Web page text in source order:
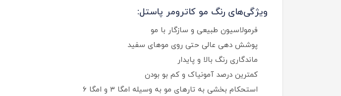
ویژگی‌های رنگ مو کاترومر پاستل:
فرمولاسیون طبیعی و سازگار با مو
پوشش‌ دهی عالی حتی روی موهای سفید
ماندگاری رنگ بالا و پایدار
کمترین درصد آمونیاک و کم‌ بو بودن
استحکام‌ بخشی به تارهای مو به‌ وسیله امگا ۳ و امگا ۶